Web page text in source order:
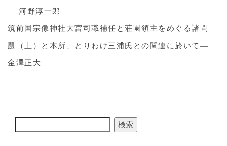
― 河野淳一郎
筑前国宗像神社大宮司職補任と荘園領主をめぐる諸問
題（上）と本所、とりわけ三浦氏との関連に於いて―
金澤正大
検索